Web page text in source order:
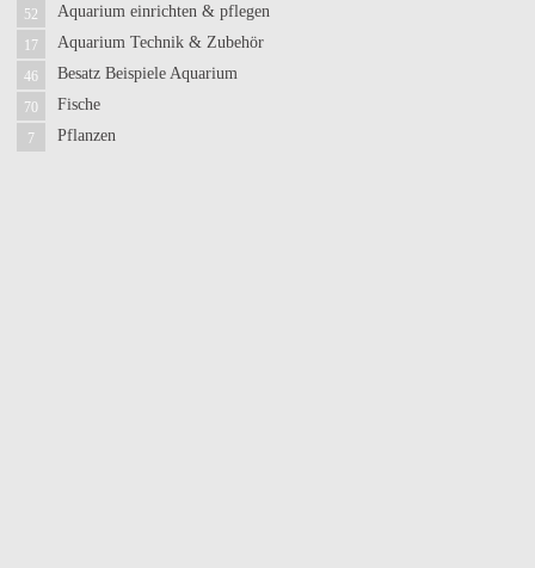
Aquarium einrichten & pflegen
52
Aquarium Technik & Zubehör
17
Besatz Beispiele Aquarium
46
Fische
70
Pflanzen
7